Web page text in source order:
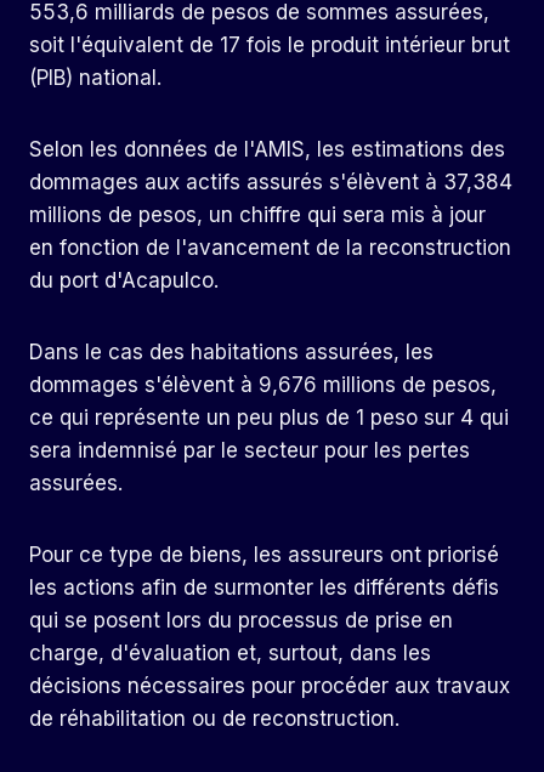
553,6 milliards de pesos de sommes assurées,
soit l'équivalent de 17 fois le produit intérieur brut
(PIB) national.
Selon les données de l'AMIS, les estimations des
dommages aux actifs assurés s'élèvent à 37,384
millions de pesos, un chiffre qui sera mis à jour
en fonction de l'avancement de la reconstruction
du port d'Acapulco.
Dans le cas des habitations assurées, les
dommages s'élèvent à 9,676 millions de pesos,
ce qui représente un peu plus de 1 peso sur 4 qui
sera indemnisé par le secteur pour les pertes
assurées.
Pour ce type de biens, les assureurs ont priorisé
les actions afin de surmonter les différents défis
qui se posent lors du processus de prise en
charge, d'évaluation et, surtout, dans les
décisions nécessaires pour procéder aux travaux
de réhabilitation ou de reconstruction.